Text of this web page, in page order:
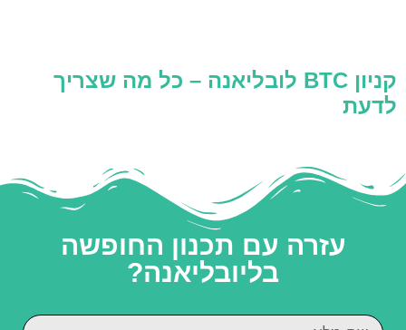
קניון BTC לובליאנה – כל מה שצריך
לדעת
עזרה עם תכנון החופשה
בליובליאנה?